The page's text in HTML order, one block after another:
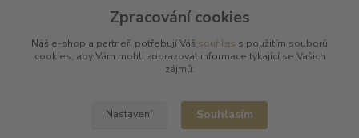
Chablis Daniel-Etienne Defaix
Champagne Charles Ellner
Champagne Jean-Marc Sélèque
Zpracování cookies
Náš e-shop a partneři potřebují Váš souhlas s použitím souborů
cookies, aby Vám mohli zobrazovat informace týkající se Vašich
zájmů.
Nastavení Souhlasím